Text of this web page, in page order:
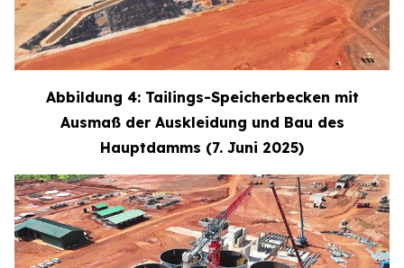
Abbildung 4: Tailings-Speicherbecken mit
Ausmaß der Auskleidung und Bau des
Hauptdamms (7. Juni 2025)